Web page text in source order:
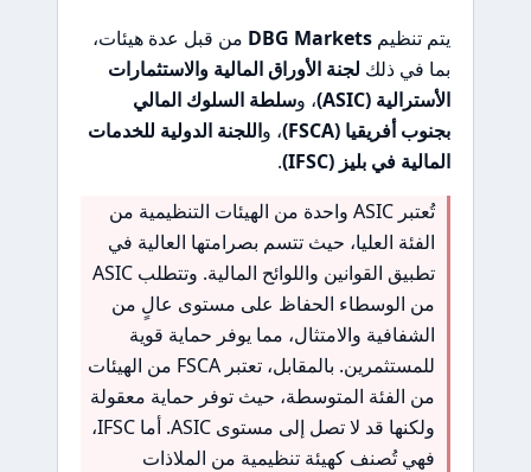
يتم تنظيمDBG Markets من قبل عدة هيئات،
بما في ذلك لجنة الأوراق المالية والاستثمارات
الأسترالية (ASIC)
، وسلطة السلوك المالي
بجنوب أفريقيا (FSCA)
، واللجنة الدولية للخدمات
المالية في بليز (IFSC)
.
تُعتبر ASIC واحدة من الهيئات التنظيمية من
الفئة العليا، حيث تتسم بصرامتها العالية في
تطبيق القوانين واللوائح المالية. وتتطلب ASIC
من الوسطاء الحفاظ على مستوى عالٍ من
الشفافية والامتثال، مما يوفر حماية قوية
للمستثمرين. بالمقابل، تعتبر FSCA من الهيئات
من الفئة المتوسطة، حيث توفر حماية معقولة
ولكنها قد لا تصل إلى مستوى ASIC. أما IFSC،
فهي تُصنف كهيئة تنظيمية من الملاذات